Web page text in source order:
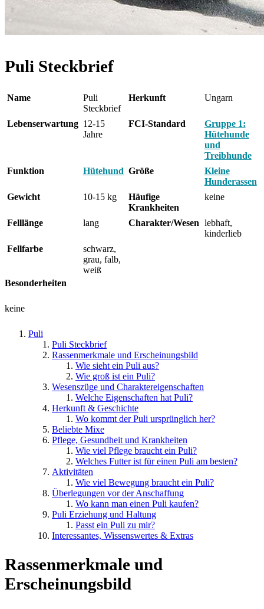
Puli Steckbrief
Name
Puli
Steckbrief
Herkunft Ungarn
Lebenserwartung 12-15
Jahre
FCI-Standard
Gruppe 1:
Hütehunde
und
Treibhunde
Funktion
Hütehund Größe
Kleine
Hunderassen
Gewicht
10-15 kg
Häufige
Krankheiten
keine
Felllänge lang Charakter/Wesen lebhaft,
kinderlieb
Fellfarbe
schwarz,
grau, falb,
weiß
Besonderheiten
keine
Puli
Puli Steckbrief
Rassenmerkmale und Erscheinungsbild
Wie sieht ein Puli aus?
Wie groß ist ein Puli?
Wesenszüge und Charaktereigenschaften
Welche Eigenschaften hat Puli?
Herkunft & Geschichte
Wo kommt der Puli ursprünglich her?
Beliebte Mixe
Pflege, Gesundheit und Krankheiten
Wie viel Pflege braucht ein Puli?
Welches Futter ist für einen Puli am besten?
Aktivitäten
Wie viel Bewegung braucht ein Puli?
Überlegungen vor der Anschaffung
Wo kann man einen Puli kaufen?
Puli Erziehung und Haltung
Passt ein Puli zu mir?
Interessantes, Wissenswertes & Extras
Rassenmerkmale und
Erscheinungsbild